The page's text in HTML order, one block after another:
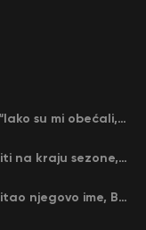
Zašto Rade Krunić ne igra za Srbiju? “Iako su mi obećali, niko me nije zvao…”
Kraj jedne ere – Gvardiola napušta Siti na kraju sezone, menja ga njegov nekadašnji rival
Nejmar ide na Mundijal: Anćeloti pročitao njegovo ime, Brazil u delirijumu (VIDEO)